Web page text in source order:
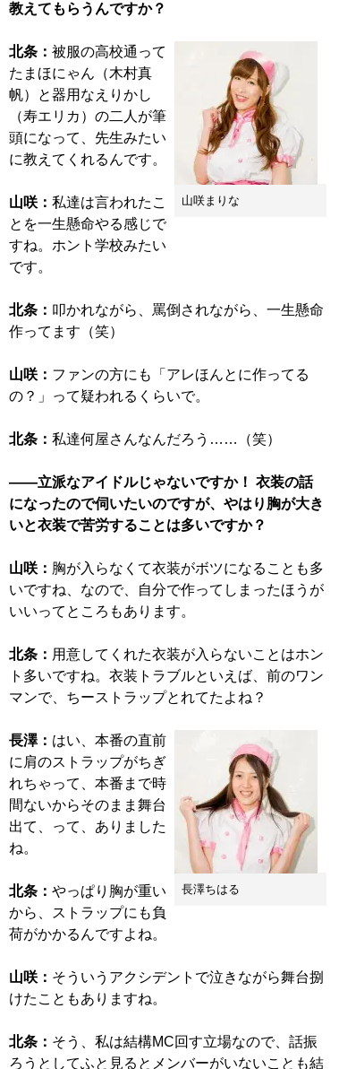
教えてもらうんですか？
山咲まりな
北条： 被服の高校通って
たまほにゃん（木村真
帆）と器用なえりかし
（寿エリカ）の二人が筆
頭になって、先生みたい
に教えてくれるんです。
山咲： 私達は言われたこ
とを一生懸命やる感じで
すね。ホント学校みたい
です。
北条： 叩かれながら、罵倒されながら、一生懸命
作ってます（笑）
山咲： ファンの方にも「アレほんとに作ってる
の？」って疑われるくらいで。
北条： 私達何屋さんなんだろう……（笑）
――立派なアイドルじゃないですか！ 衣装の話
になったので伺いたいのですが、やはり胸が大き
いと衣装で苦労することは多いですか？
山咲： 胸が入らなくて衣装がボツになることも多
いですね、なので、自分で作ってしまったほうが
いいってところもあります。
北条： 用意してくれた衣装が入らないことはホン
ト多いですね。衣装トラブルといえば、前のワン
マンで、ちーストラップとれてたよね？
長澤ちはる
長澤： はい、本番の直前
に肩のストラップがちぎ
れちゃって、本番まで時
間ないからそのまま舞台
出て、って、ありました
ね。
北条： やっぱり胸が重い
から、ストラップにも負
荷がかかるんですよね。
山咲： そういうアクシデントで泣きながら舞台捌
けたこともありますね。
北条： そう、私は結構MC回す立場なので、話振
ろうとしてふと見るとメンバーがいないことも結